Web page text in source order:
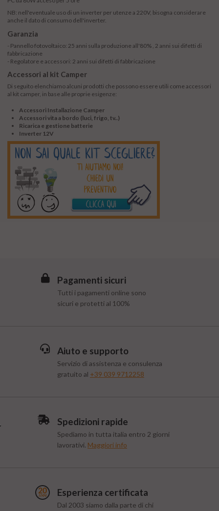
NB: nell'eventuale uso di un inverter per utenze a 220V, bisogna considerare
anche il dato di consumo dell'inverter.
Garanzia
- Pannello fotovoltaico: 25 anni sulla produzione all'80% , 2 anni sui difetti di
fabbricazione
- Regolatore e accessori: 2 anni sui difetti di fabbricazione
Accessori al kit Camper
Di seguito elenchiamo alcuni prodotti che possono essere utili come accessori
al kit camper, in base alle proprie esigenze:
Accessori Installazione Camper
Accessori vita a bordo (luci, frigo, tv..)
Ricarica e gestione batterie
Inverter 12V
Pagamenti sicuri
Tutti i pagamenti online sono
sicuri e protetti al 100%
Aiuto e supporto
Servizio di assistenza e consulenza
gratuito al +39 039 9712258
Spedizioni rapide
Spediamo in tutta italia entro 2 giorni
lavorativi. Maggiori info
Esperienza certificata
Dal 2003 siamo dalla parte di chi